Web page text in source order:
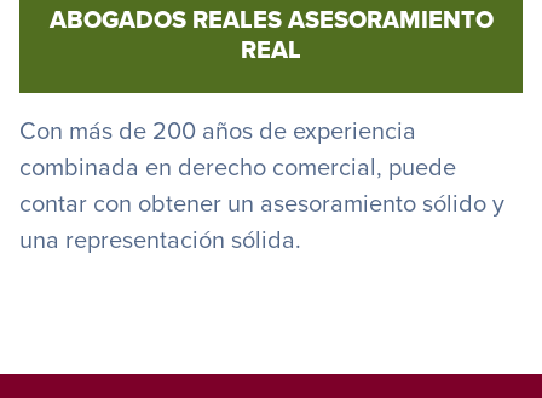
ABOGADOS REALES ASESORAMIENTO
REAL
Con más de 200 años de experiencia
combinada en derecho comercial, puede
contar con obtener un asesoramiento sólido y
una representación sólida.